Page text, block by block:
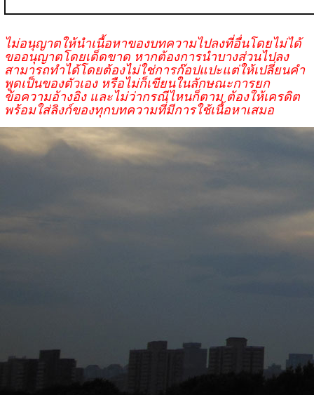
ไม่อนุญาตให้นำเนื้อหาของบทความไปลงที่อื่นโดยไม่ได้
ขออนุญาตโดยเด็ดขาด หากต้องการนำบางส่วนไปลง
สามารถทำได้โดยต้องไม่ใช่การก๊อปแปะแต่ให้เปลี่ยนคำ
พูดเป็นของตัวเอง หรือไม่ก็เขียนในลักษณะการยก
ข้อความอ้างอิง และไม่ว่ากรณีไหนก็ตาม ต้องให้เครดิต
พร้อมใส่ลิงก์ของทุกบทความที่มีการใช้เนื้อหาเสมอ